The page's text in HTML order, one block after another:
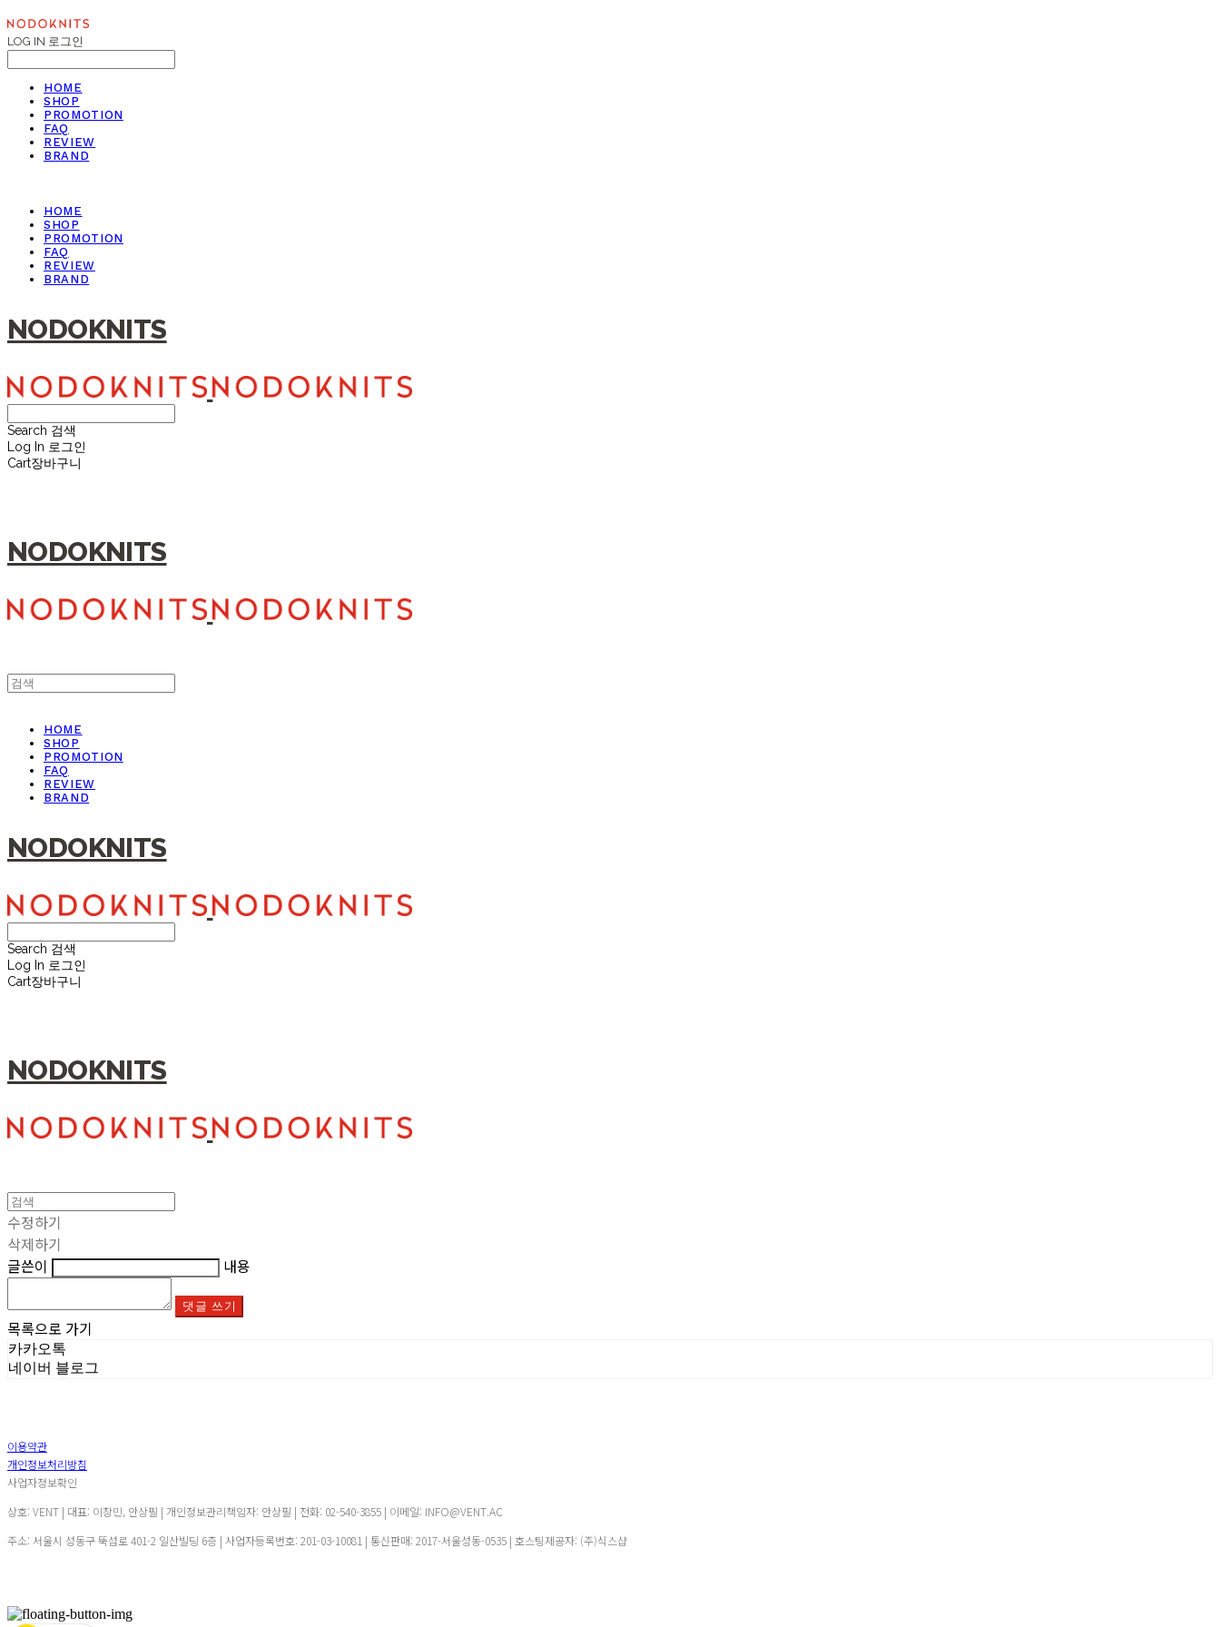
LOG IN 로그인
HOME
SHOP
PROMOTION
FAQ
REVIEW
BRAND
HOME
SHOP
PROMOTION
FAQ
REVIEW
BRAND
NODOKNITS
Search 검색
Log In 로그인
Cart장바구니
NODOKNITS
HOME
SHOP
PROMOTION
FAQ
REVIEW
BRAND
NODOKNITS
Search 검색
Log In 로그인
Cart장바구니
NODOKNITS
수정하기
삭제하기
글쓴이
내용
댓글 쓰기
목록으로 가기
카카오톡
네이버 블로그
이용약관
개인정보처리방침
사업자정보확인
상호: VENT | 대표: 이창민, 안상필 | 개인정보관리책임자: 안상필 | 전화: 02-540-3855 | 이메일: INFO@VENT.AC
주소: 서울시 성동구 뚝섬로 401-2 일산빌딩 6층 | 사업자등록번호: 201-03-10081 | 통신판매: 2017-서울성동-0535 | 호스팅제공자: (주)식스샵